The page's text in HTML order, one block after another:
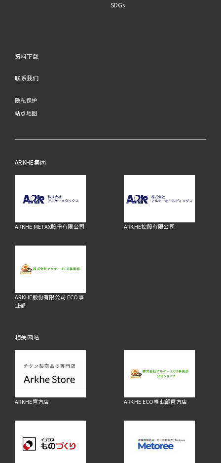
SDGs
资料下载
联系我们
隐私保护
站点地图
ARKHE集团
ARKHE METAX股份有限公司 ARKHE控股有限公司
ARKHE股份有限公司 ECO事
业部
相关网站
ARKHE官方店 ARKHE ECO事业部官方店